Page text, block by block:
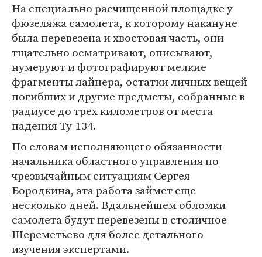
На специально расчищенной площадке у
фюзеляжа самолета, к которому накануне
была перевезена и хвостовая часть, они
тщательно осматривают, описывают,
нумеруют и фотографируют мелкие
фрагменты лайнера, остатки личных вещей
погибших и другие предметы, собранные в
радиусе до трех километров от места
падения Ту-134.
По словам исполняющего обязанности
начальника областного управления по
чрезвычайным ситуациям Сергея
Бородкина, эта работа займет еще
несколько дней. Вдальнейшем обломки
самолета будут перевезены в столичное
Шереметьево для более детального
изучения экспертами.